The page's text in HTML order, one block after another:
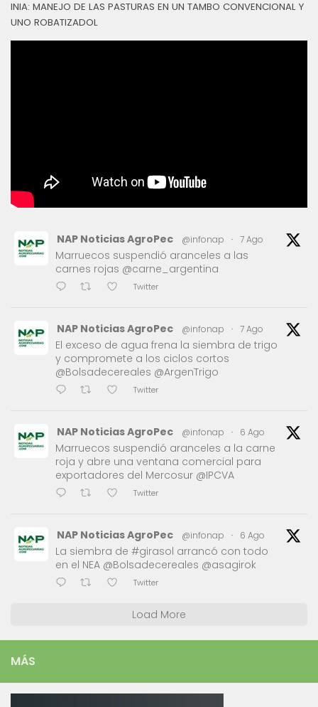
INIA: MANEJO DE LAS PASTURAS EN UN TAMBO CONVENCIONAL Y
UNO ROBATIZADOL
NAP Noticias AgroPec @infonap · 7 Ago
Marruecos suspendió aranceles a las
carnes rojas @carne_argentina
Twitter
NAP Noticias AgroPec @infonap · 7 Ago
El exceso de agua frena la siembra de trigo
y compromete a los ciclos cortos
@Bolsadecereales @ArgenTrigo
Twitter
NAP Noticias AgroPec @infonap · 6 Ago
Marruecos suspendió aranceles a la carne
roja y abre una ventana comercial para
exportadores del Mercosur @IPCVA
Twitter
NAP Noticias AgroPec @infonap · 6 Ago
La siembra de #girasol arrancó con todo
en el NEA @Bolsadecereales @asagirok
Twitter
Load More
MÁS